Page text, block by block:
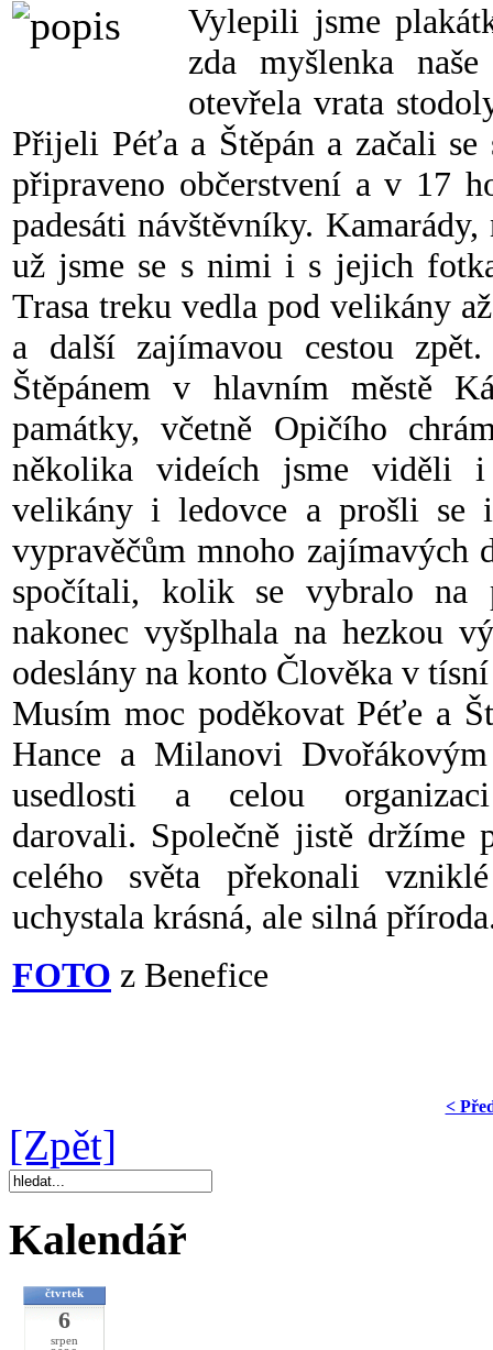
Vylepili jsme
zda myšlenka
otevřela vrata
Přijeli Péťa a Štěpán a začali
připraveno občerstvení a v 17
padesáti návštěvníky.
už jsme se s nimi i s jejich
Trasa treku vedla pod velikány
a další zajímavou cestou
Štěpánem v hlavním městě
památky, včetně Opičího
několika videích jsme viděli i
velikány i ledovce a prošli se
vypravěčům mnoho zajímavých
spočítali, kolik se vybralo na
nakonec vyšplhala na hezkou
odeslány na konto Člověka v
Musím moc poděkovat Péťe a
Hance a Milanovi
usedlosti a celou
darovali. Společně jistě
celého světa překonali
uchystala krásná, ale silná
FOTO z Benefice
<
[Zpět]
Kalendář
čtvrtek
6
srpen